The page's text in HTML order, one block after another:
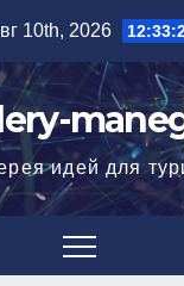
10th, 2026
идей для